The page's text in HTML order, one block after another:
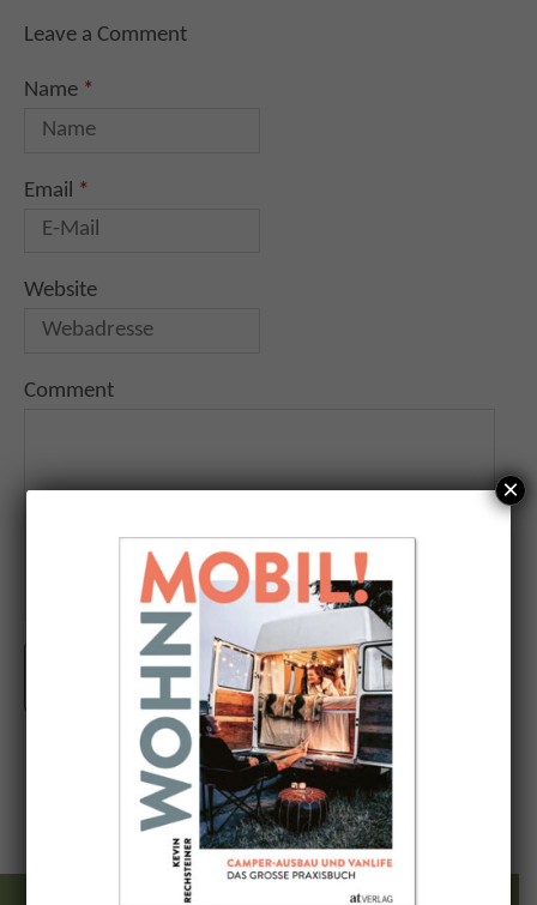
Leave a Comment
Name *
Email *
Website
Comment
×